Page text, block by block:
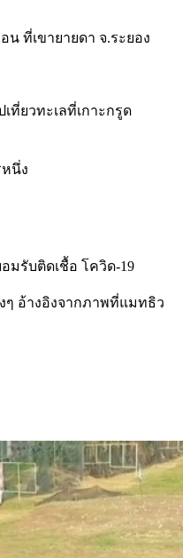
น ที่เขายายดา จ.ระยอง
ที่ยวทะเลที่เกาะกรูด
หนึ่ง
มรับติดเชื้อ โควิด-19
ๆ อ้างอิงจากภาพที่แมทธิว